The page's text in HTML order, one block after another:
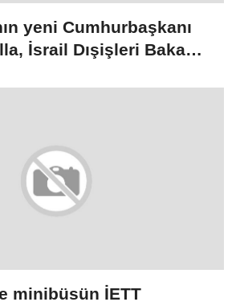
yeni Cumhurbaşkanı
İsrail Dışişleri Bakanı
minibüsün İETT